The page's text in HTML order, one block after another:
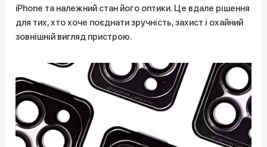
iPhone та належний стан його оптики. Це вдале рішення
для тих, хто хоче поєднати зручність, захист і охайний
зовнішній вигляд пристрою.